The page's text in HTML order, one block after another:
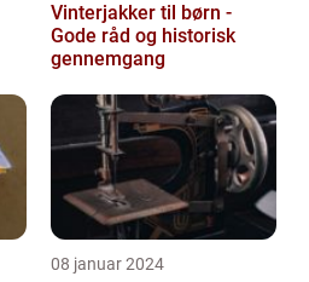
Vinterjakker til børn -
Gode råd og historisk
gennemgang
08 januar 2024